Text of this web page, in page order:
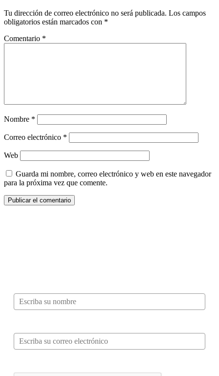
Tu dirección de correo electrónico no será publicada. Los campos
obligatorios están marcados con *
Comentario *
Nombre *
Correo electrónico *
Web
Guarda mi nombre, correo electrónico y web en este navegador
para la próxima vez que comente.